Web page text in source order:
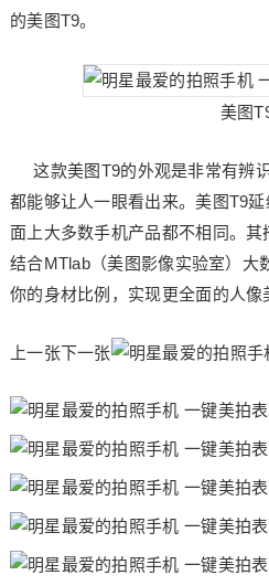
的美图T9。
美图
这款美图T9的外观是非常有辨
都能够让人一眼看出来。美图T9
面上大多数手机产品都不相同。其
结合MTlab（美图影像实验室）大
你的身材比例，实现更全面的人像
上一张下一张